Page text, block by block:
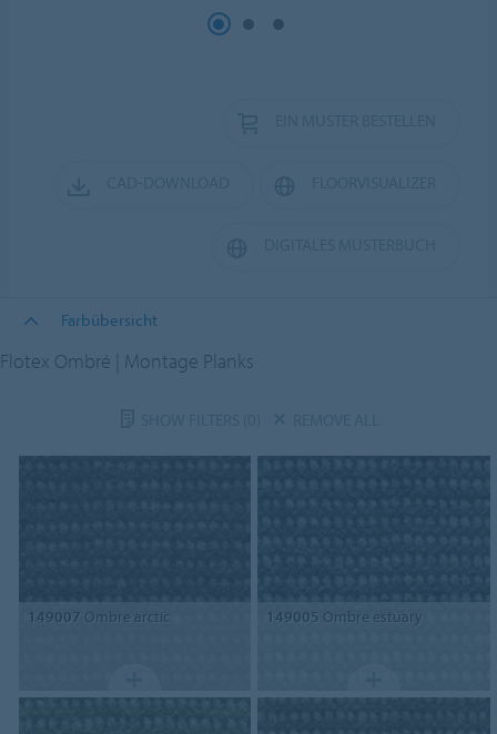
Farbübersicht
Flotex Ombré | Montage Planks
149007 Ombre arctic 149005 Ombre estuary